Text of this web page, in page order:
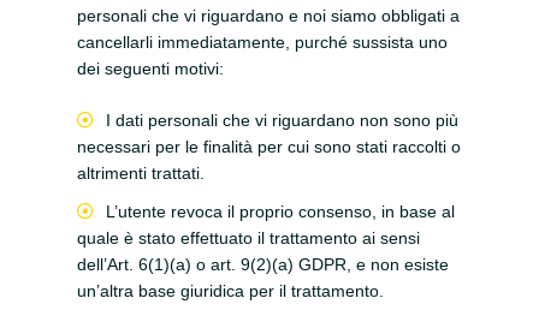
personali che vi riguardano e noi siamo obbligati a
cancellarli immediatamente, purché sussista uno
dei seguenti motivi:
I dati personali che vi riguardano non sono più
necessari per le finalità per cui sono stati raccolti o
altrimenti trattati.
L’utente revoca il proprio consenso, in base al
quale è stato effettuato il trattamento ai sensi
dell’Art. 6(1)(a) o art. 9(2)(a) GDPR, e non esiste
un’altra base giuridica per il trattamento.